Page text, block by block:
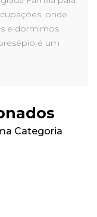
onde
e dormimos
é um
Categoria